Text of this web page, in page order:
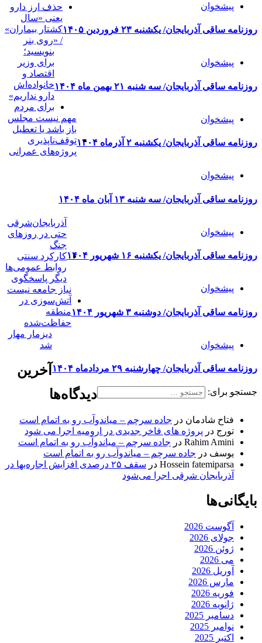
پیشخوان
روزنامه ساقی آذربایجان/ یکشنبه ۲۳ فروردین ۱۴۰۵
پیشخوان
روزنامه ساقی آذربایجان/ سه شنبه ۲۱ بهمن ماه ۱۴۰۴
پیشخوان
روزنامه ساقی آذربایجان/ یکشنبه ۲ آذرماه ۱۴۰۴
پیشخوان
روزنامه ساقی آذربایجان/ سه شنبه ۱۳ آبان ماه ۱۴۰۴
پیشخوان
روزنامه ساقی آذربایجان/ یکشنبه ۱۶ شهریور ۱۴۰۴
پیشخوان
روزنامه ساقی آذربایجان/ دوشنبه ۳ شهریور ۱۴۰۴
پیشخوان
روزنامه ساقی آذربایجان/ چهارشنبه ۲۹ مردادماه ۱۴۰۴
جستجو برای:
حذف ارز دارو
یعنی «سال
کشتار بیماران»
/ «روی بنر
بنویسید؛
برای وزیر
اقتصاد و
خانواده‌اش
دارو نداریم»
برای مردم
مهم نیست مجلس
باز باشد یا تعطیل
توقف‌ناپذیری
پروژه‌های عمرانی
آذربایجان‌شرقی
حتی در روزهای
جنگ
کارکرد سنتی
روابط عمومی‌ها
دیگر پاسخگوی
نیاز جامعه نیست
آتش‌سوزی در
منطقه
حفاظت‌شده
دیزمار مهار
شد
آخرین
دیدگاه‌ها
فتاح شادمان در جاده سرچم – میاندوآب رو به اتمام است
تورج در پروژه های فاخر جدیدی در ارومیه اجرا می شود
Rahim Amini در جاده سرچم – میاندوآب رو به اتمام است
یوسف در جاده سرچم – میاندوآب رو به اتمام است
Hossein fatemiparsa در
سقف ۲۵ درصدی افزایش اجاره‌بها در
آذربایجان شرقی اجرا می‌شود
بایگانی‌ها
آگوست 2026
جولای 2026
ژوئن 2026
می 2026
آوریل 2026
مارس 2026
فوریه 2026
ژانویه 2026
دسامبر 2025
نوامبر 2025
اکتبر 2025